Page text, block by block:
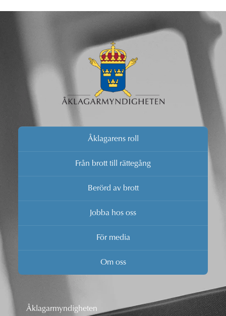
Åklagarens roll
Från brott till rättegång
Berörd av brott
Jobba hos oss
För media
Om oss
Åklagarmyndigheten